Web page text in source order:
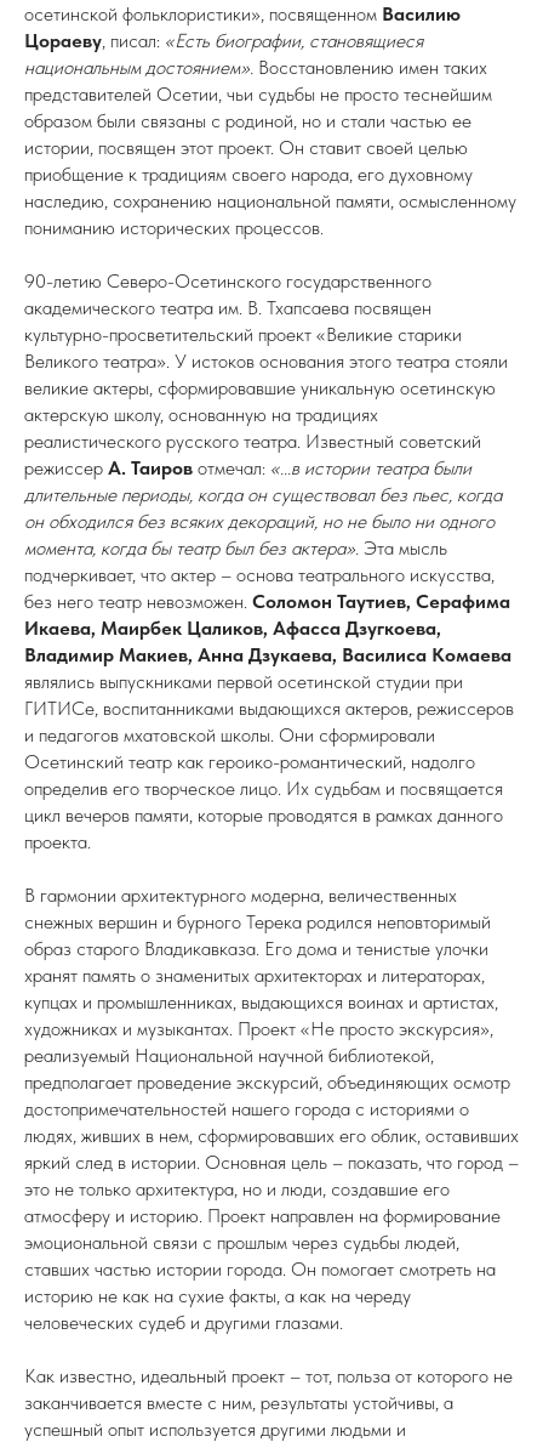
осетинской фольклористики», посвященном Василию
Цораеву, писал: «Есть биографии, становящиеся
национальным достоянием». Восстановлению имен таких
представителей Осетии, чьи судьбы не просто теснейшим
образом были связаны с родиной, но и стали частью ее
истории, посвящен этот проект. Он ставит своей целью
приобщение к традициям своего народа, его духовному
наследию, сохранению национальной памяти, осмысленному
пониманию исторических процессов.
90-летию Северо-Осетинского государственного
академического театра им. В. Тхапсаева посвящен
культурно-просветительский проект «Великие старики
Великого театра». У истоков основания этого театра стояли
великие актеры, сформировавшие уникальную осетинскую
актерскую школу, основанную на традициях
реалистического русского театра. Известный советский
режиссер А. Таиров отмечал: «...в истории театра были
длительные периоды, когда он существовал без пьес, когда
он обходился без всяких декораций, но не было ни одного
момента, когда бы театр был без актера». Эта мысль
подчеркивает, что актер – основа театрального искусства,
без него театр невозможен. Соломон Таутиев, Серафима
Икаева, Маирбек Цаликов, Афасса Дзугкоева,
Владимир Макиев, Анна Дзукаева, Василиса Комаева
являлись выпускниками первой осетинской студии при
ГИТИСе, воспитанниками выдающихся актеров, режиссеров
и педагогов мхатовской школы. Они сформировали
Осетинский театр как героико-романтический, надолго
определив его творческое лицо. Их судьбам и посвящается
цикл вечеров памяти, которые проводятся в рамках данного
проекта.
В гармонии архитектурного модерна, величественных
снежных вершин и бурного Терека родился неповторимый
образ старого Владикавказа. Его дома и тенистые улочки
хранят память о знаменитых архитекторах и литераторах,
купцах и промышленниках, выдающихся воинах и артистах,
художниках и музыкантах. Проект «Не просто экскурсия»,
реализуемый Национальной научной библиотекой,
предполагает проведение экскурсий, объединяющих осмотр
достопримечательностей нашего города с историями о
людях, живших в нем, сформировавших его облик, оставивших
яркий след в истории. Основная цель – показать, что город –
это не только архитектура, но и люди, создавшие его
атмосферу и историю. Проект направлен на формирование
эмоциональной связи с прошлым через судьбы людей,
ставших частью истории города. Он помогает смотреть на
историю не как на сухие факты, а как на череду
человеческих судеб и другими глазами.
Как известно, идеальный проект – тот, польза от которого не
заканчивается вместе с ним, результаты устойчивы, а
успешный опыт используется другими людьми и